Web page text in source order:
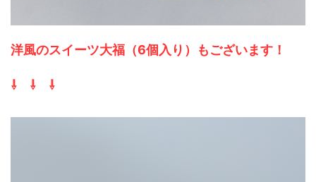
洋風のスイーツ大福（6個入り）もございます ！
⇩ ⇩ ⇩